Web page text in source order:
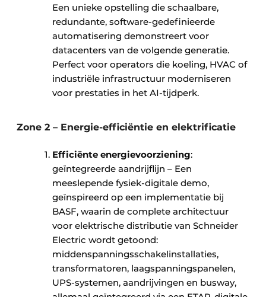
Een unieke opstelling die schaalbare,
redundante, software-gedefinieerde
automatisering demonstreert voor
datacenters van de volgende generatie.
Perfect voor operators die koeling, HVAC of
industriële infrastructuur moderniseren
voor prestaties in het AI-tijdperk. ​
Zone 2 – Energie-efficiëntie en elektrificatie
Efficiënte energievoorziening:
geïntegreerde aandrijflijn – Een
meeslepende fysiek-digitale demo,
geïnspireerd op een implementatie bij
BASF, waarin de complete architectuur
voor elektrische distributie van Schneider
Electric wordt getoond:
middenspanningsschakelinstallaties,
transformatoren, laagspanningspanelen,
UPS-systemen, aandrijvingen en busway,